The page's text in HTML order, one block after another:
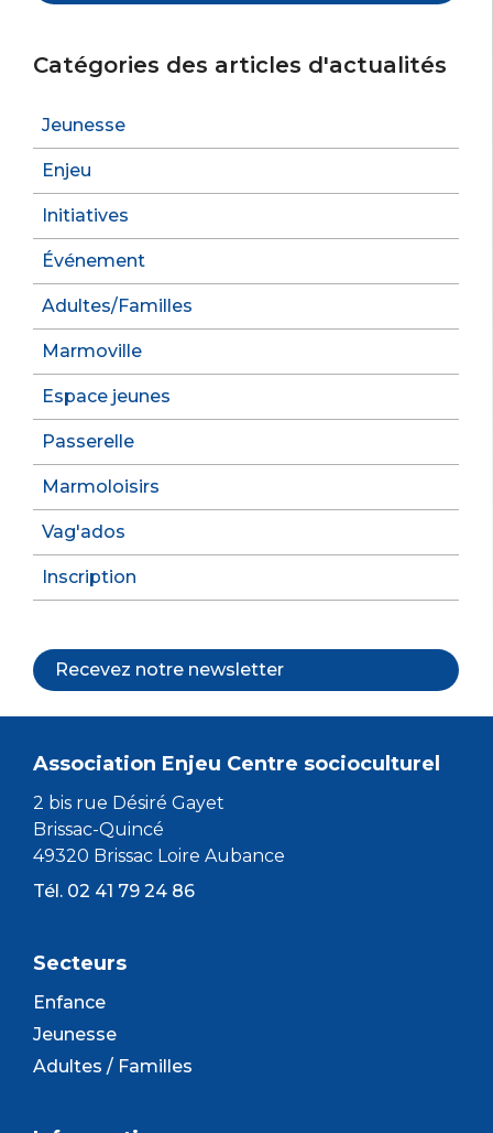
Catégories des articles d'actualités
Jeunesse
Enjeu
Initiatives
Événement
Adultes/Familles
Marmoville
Espace jeunes
Passerelle
Marmoloisirs
Vag'ados
Inscription
Recevez notre newsletter
Association Enjeu Centre socioculturel
2 bis rue Désiré Gayet
Brissac-Quincé
49320 Brissac Loire Aubance
Tél. 02 41 79 24 86
Secteurs
Enfance
Jeunesse
Adultes / Familles